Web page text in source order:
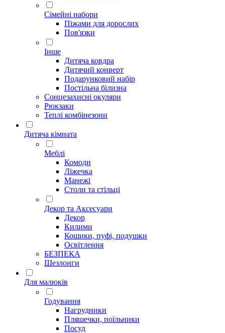
Сімейні набори
Піжами для дорослих
Пов'язки
Інше
Дитяча ковдра
Дитячий конверт
Подарунковий набір
Постільна білизна
Сонцезахисні окуляри
Рюкзаки
Теплі комбінезони
Дитяча кімната
Меблі
Комоди
Ліжечка
Манежі
Столи та стільці
Декор та Аксесуари
Декор
Килими
Кошики, пуфі, подушки
Освітлення
БЕЗПЕКА
Шезлонги
Для малюків
Годування
Нагрудники
Пляшечки, поїльники
Посуд